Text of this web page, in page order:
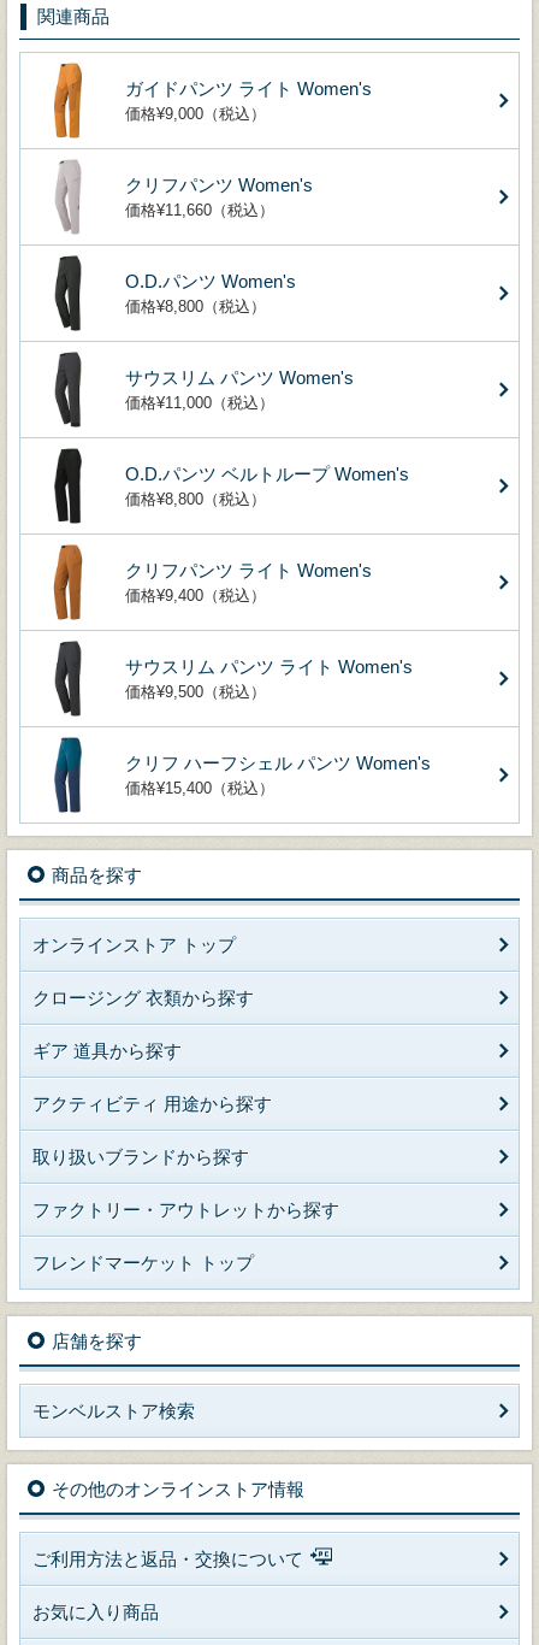
関連商品
ガイドパンツ ライト Women's
価格¥9,000（税込）
クリフパンツ Women's
価格¥11,660（税込）
O.D.パンツ Women's
価格¥8,800（税込）
サウスリム パンツ Women's
価格¥11,000（税込）
O.D.パンツ ベルトループ Women's
価格¥8,800（税込）
クリフパンツ ライト Women's
価格¥9,400（税込）
サウスリム パンツ ライト Women's
価格¥9,500（税込）
クリフ ハーフシェル パンツ Women's
価格¥15,400（税込）
商品を探す
オンラインストア トップ
クロージング 衣類から探す
ギア 道具から探す
アクティビティ 用途から探す
取り扱いブランドから探す
ファクトリー・アウトレットから探す
フレンドマーケット トップ
店舗を探す
モンベルストア検索
その他のオンラインストア情報
ご利用方法と返品・交換について
お気に入り商品